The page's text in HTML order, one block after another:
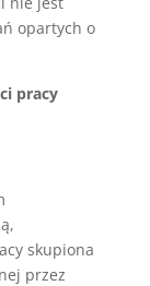
opartych o
pracy
skupiona
przez